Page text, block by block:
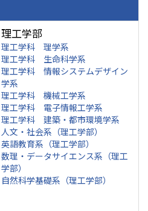
理工学部
理工学科 理学系
理工学科 生命科学系
理工学科 情報システムデザイン
学系
理工学科 機械工学系
理工学科 電子情報工学系
理工学科 建築・都市環境学系
人文・社会系（理工学部）
英語教育系（理工学部）
数理・データサイエンス系（理工
学部）
自然科学基礎系（理工学部）